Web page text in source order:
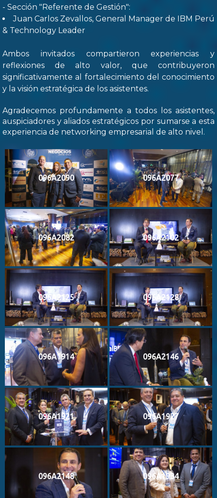
- Sección "Referente de Gestión":
Juan Carlos Zevallos, General Manager de IBM Perú
& Technology Leader
Ambos invitados compartieron experiencias y
reflexiones de alto valor, que contribuyeron
significativamente al fortalecimiento del conocimiento
y la visión estratégica de los asistentes.
Agradecemos profundamente a todos los asistentes,
auspiciadores y aliados estratégicos por sumarse a esta
experiencia de networking empresarial de alto nivel.
096A2090 096A2077
096A2082 096A2102
096A2125 096A2128
096A1914 096A2146
096A1921 096A1927
096A2148 096A1934